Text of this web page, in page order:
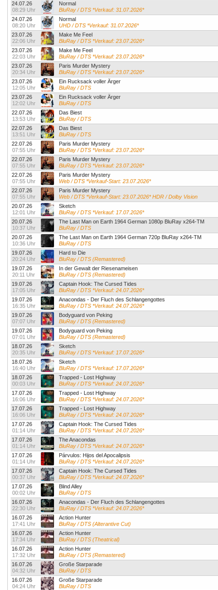
24.07.26
08:29 Uhr
Normal
BluRay / DTS *Verkauf: 31.07.2026*
24.07.26
08:20 Uhr
Normal
UHD / DTS *Verkauf: 31.07.2026*
23.07.26
22:06 Uhr
Make Me Feel
BluRay / DTS *Verkauf: 23.07.2026*
23.07.26
22:03 Uhr
Make Me Feel
BluRay / DTS *Verkauf: 23.07.2026*
23.07.26
20:34 Uhr
Paris Murder Mystery
BluRay / DTS *Verkauf: 23.07.2026*
23.07.26
12:05 Uhr
Ein Rucksack voller Ärger
BluRay / DTS
23.07.26
12:02 Uhr
Ein Rucksack voller Ärger
BluRay / DTS
22.07.26
13:53 Uhr
Das Biest
BluRay / DTS
22.07.26
13:51 Uhr
Das Biest
BluRay / DTS
22.07.26
07:55 Uhr
Paris Murder Mystery
BluRay / DTS *Verkauf: 23.07.2026*
22.07.26
07:55 Uhr
Paris Murder Mystery
BluRay / DTS *Verkauf: 23.07.2026*
22.07.26
07:55 Uhr
Paris Murder Mystery
Web / DTS *Verkauf-Start: 23.07.2026*
22.07.26
07:55 Uhr
Paris Murder Mystery
Web / DTS *Verkauf-Start: 23.07.2026* HDR / Dolby Vision
20.07.26
12:01 Uhr
Sketch
BluRay / DTS *Verkauf: 17.07.2026*
20.07.26
10:37 Uhr
The Last Man on Earth 1964 German 1080p BluRay x264-TM
BluRay / DTS
20.07.26
10:36 Uhr
The Last Man on Earth 1964 German 720p BluRay x264-TM
BluRay / DTS
19.07.26
20:24 Uhr
Hard to Die
BluRay / DTS (Remastered)
19.07.26
20:11 Uhr
In der Gewalt der Riesenameisen
BluRay / DTS (Remastered)
19.07.26
17:05 Uhr
Captain Hook: The Cursed Tides
BluRay / DTS *Verkauf: 24.07.2026*
19.07.26
16:35 Uhr
Anacondas - Der Fluch des Schlangengottes
BluRay / DTS *Verkauf: 24.07.2026*
19.07.26
07:07 Uhr
Bodyguard von Peking
BluRay / DTS (Remastered)
19.07.26
07:01 Uhr
Bodyguard von Peking
BluRay / DTS (Remastered)
18.07.26
20:35 Uhr
Sketch
BluRay / DTS *Verkauf: 17.07.2026*
18.07.26
16:40 Uhr
Sketch
BluRay / DTS *Verkauf: 17.07.2026*
18.07.26
00:03 Uhr
Trapped - Lost Highway
BluRay / DTS *Verkauf: 24.07.2026*
17.07.26
16:06 Uhr
Trapped - Lost Highway
BluRay / DTS *Verkauf: 24.07.2026*
17.07.26
16:06 Uhr
Trapped - Lost Highway
BluRay / DTS *Verkauf: 24.07.2026*
17.07.26
01:14 Uhr
Captain Hook: The Cursed Tides
BluRay / DTS *Verkauf: 24.07.2026*
17.07.26
01:14 Uhr
The Anacondas
BluRay / DTS *Verkauf: 24.07.2026*
17.07.26
01:14 Uhr
Párvulos: Hijos del Apocalipsis
BluRay / DTS *Verkauf: 24.07.2026*
17.07.26
00:37 Uhr
Captain Hook: The Cursed Tides
BluRay / DTS *Verkauf: 24.07.2026*
17.07.26
00:02 Uhr
Blind Alley
BluRay / DTS
16.07.26
22:30 Uhr
Anacondas - Der Fluch des Schlangengottes
BluRay / DTS *Verkauf: 24.07.2026*
16.07.26
17:41 Uhr
Action Hunter
BluRay / DTS (Alterantive Cut)
16.07.26
17:34 Uhr
Action Hunter
BluRay / DTS (Theatrical)
16.07.26
17:32 Uhr
Action Hunter
BluRay / DTS (Remastered)
16.07.26
04:32 Uhr
Große Starparade
BluRay / DTS
16.07.26
04:24 Uhr
Große Starparade
BluRay / DTS